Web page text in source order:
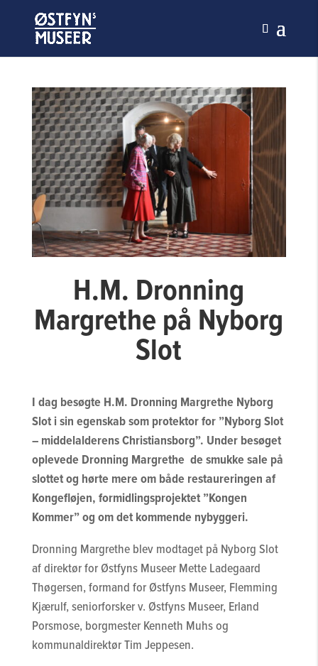
H.M. Dronning
Margrethe på Nyborg
Slot
I dag besøgte H.M. Dronning Margrethe Nyborg
Slot i sin egenskab som protektor for ”Nyborg Slot
– middelalderens Christiansborg”. Under besøget
oplevede Dronning Margrethe de smukke sale på
slottet og hørte mere om både restaureringen af
Kongefløjen, formidlingsprojektet ”Kongen
Kommer” og om det kommende nybyggeri.
Dronning Margrethe blev modtaget på Nyborg Slot
af direktør for Østfyns Museer Mette Ladegaard
Thøgersen, formand for Østfyns Museer, Flemming
Kjærulf, seniorforsker v. Østfyns Museer, Erland
Porsmose, borgmester Kenneth Muhs og
kommunaldirektør Tim Jeppesen.